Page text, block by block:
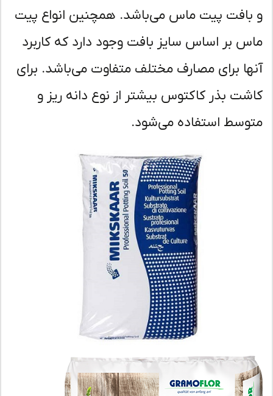
پیت ماس می‌باشد. همچنین انواع پیت
بر اساس سایز بافت وجود دارد که کاربرد
برای مصارف مختلف متفاوت می‌باشد. برای
بذر کاکتوس بیشتر از نوع دانه ریز و
استفاده می‌شود.